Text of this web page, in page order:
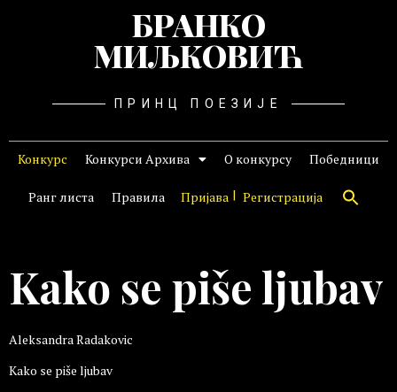
БРАНКО
МИЉКОВИЋ
ПРИНЦ ПОЕЗИЈЕ
Конкурс Конкурси Архива О конкурсу Победници
Ранг листа Правила Пријава Регистрација
Kako se piše ljubav
Aleksandra Radakovic
Kako se piše ljubav